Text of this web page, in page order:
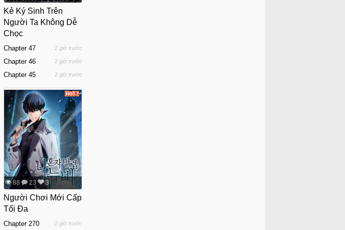
Kẻ Ký Sinh Trên
Người Ta Không Dễ
Chọc
Chapter 47 2 giờ trước
Chapter 46 2 giờ trước
Chapter 45 2 giờ trước
88 23 3
Người Chơi Mới Cấp
Tối Đa
Chapter 270 2 giờ trước